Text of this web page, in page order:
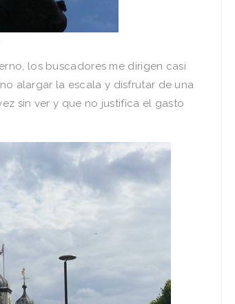
los buscadores me dirigen casi
alargar la escala y disfrutar de una
sin ver y que no justifica el gasto